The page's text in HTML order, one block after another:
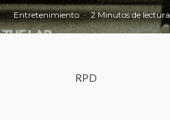
Entretenimiento · 2 Minutos de lectura
RPD